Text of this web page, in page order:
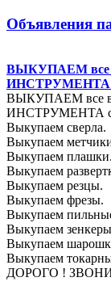
Объявления
ВЫКУПАЕМ
ИНСТРУМЕНТА
ВЫКУПАЕМ все
ИНСТРУМЕНТА со
Выкупаем сверла.
Выкупаем
Выкупаем плашки.
Выкупаем
Выкупаем резцы.
Выкупаем фрезы.
Выкупаем
Выкупаем
Выкупаем
Выкупаем
ДОРОГО !